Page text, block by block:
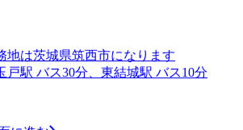
は茨城県筑西市になります
戸駅 バス30分、東結城駅 バス10分